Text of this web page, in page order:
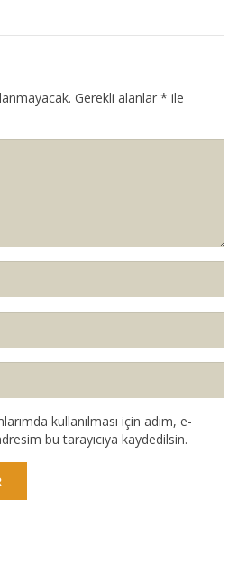
Gerekli alanlar * ile
kullanılması için adım, e-
bu tarayıcıya kaydedilsin.